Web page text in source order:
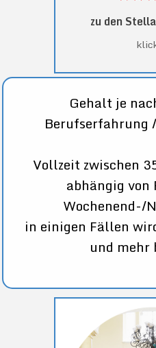
zu den
Gehalt je
Vollzeit zwischen
abhängig
Wochenend-/
in einigen Fällen
und mehr